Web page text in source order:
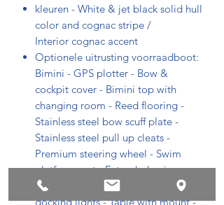
kleuren - White & jet black solid hull
color and cognac stripe /
Interior cognac accent
Optionele uitrusting voorraadboot:
Bimini - GPS plotter - Bow &
cockpit cover - Bimini top with
changing room - Reed flooring -
Stainless steel bow scuff plate -
Stainless steel pull up cleats -
Premium steering wheel - Swim
platform mat - Extended swim
platform - Bow fill in cushion - LED
docking lights - Table with mount -